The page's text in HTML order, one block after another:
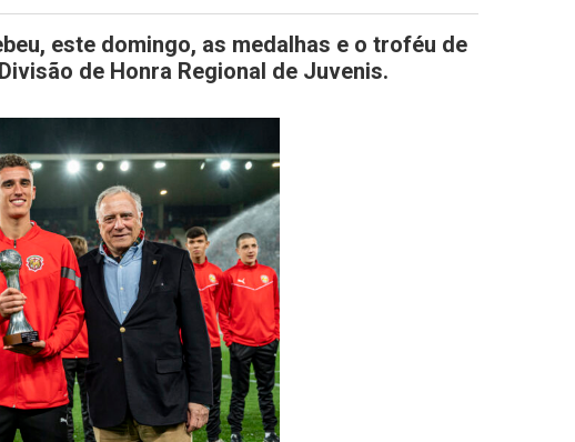
este domingo, as medalhas e o troféu de
de Honra Regional de Juvenis.